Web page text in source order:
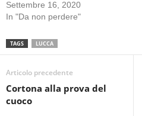
Settembre 16, 2020
In "Da non perdere"
TAGS LUCCA
Articolo precedente
Cortona alla prova del
cuoco